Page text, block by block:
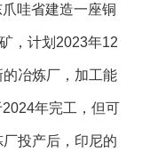
哇省建造一座铜
，计划2023年12
冶炼厂，加工能
年完工，但可
投产后，印尼的